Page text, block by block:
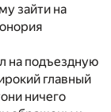
зайти на
на подъездную
главный
ничего